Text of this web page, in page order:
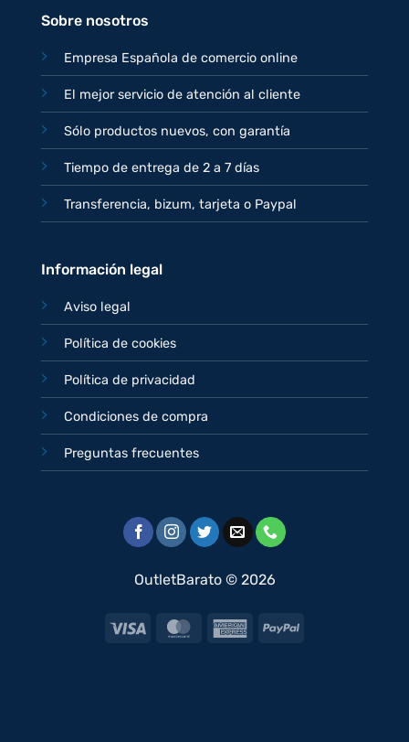
Sobre nosotros
Empresa Española de comercio online
El mejor servicio de atención al cliente
Sólo productos nuevos, con garantía
Tiempo de entrega de 2 a 7 días
Transferencia, bizum, tarjeta o Paypal
Información legal
Aviso legal
Política de cookies
Política de privacidad
Condiciones de compra
Preguntas frecuentes
OutletBarato © 2026
Visa MasterCardAmericanPayPal